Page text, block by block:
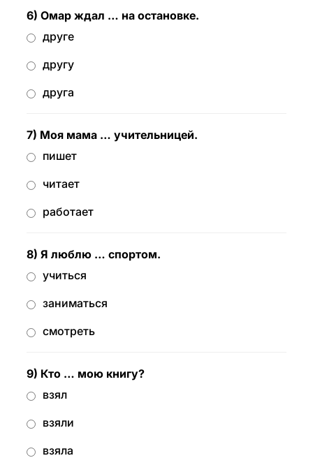
6) Омар ждал … на остановке.
друге
другу
друга
7) Моя мама … учительницей.
пишет
читает
работает
8) Я люблю … спортом.
учиться
заниматься
смотреть
9) Кто … мою книгу?
взял
взяли
взяла